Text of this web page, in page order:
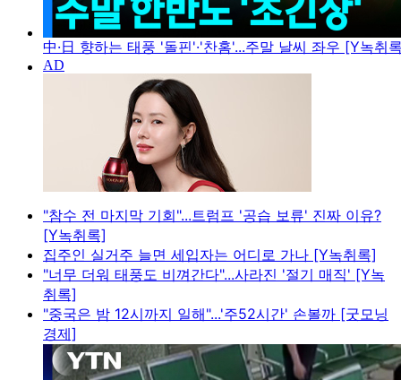
中·日 향하는 태풍 '돌핀'·'찬홈'...주말 날씨 좌우 [Y녹취
"참수 전 마지막 기회"...트럼프 '공습 보류' 진짜 이유?
[Y녹취록]
집주인 실거주 늘면 세입자는 어디로 가나 [Y녹취록]
"너무 더워 태풍도 비껴간다"...사라진 '절기 매직' [Y녹
취록]
"중국은 밤 12시까지 일해"...'주52시간' 손볼까 [굿모닝
경제]